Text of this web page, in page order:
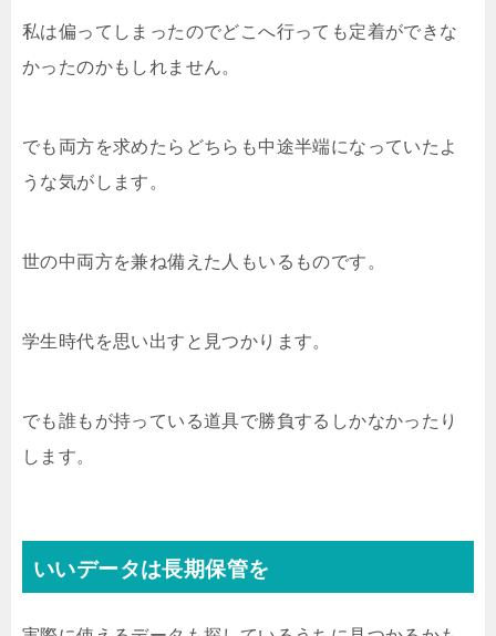
私は偏ってしまったのでどこへ行っても定着ができな
かったのかもしれません。
でも両方を求めたらどちらも中途半端になっていたよ
うな気がします。
世の中両方を兼ね備えた人もいるものです。
学生時代を思い出すと見つかります。
でも誰もが持っている道具で勝負するしかなかったり
します。
いいデータは長期保管を